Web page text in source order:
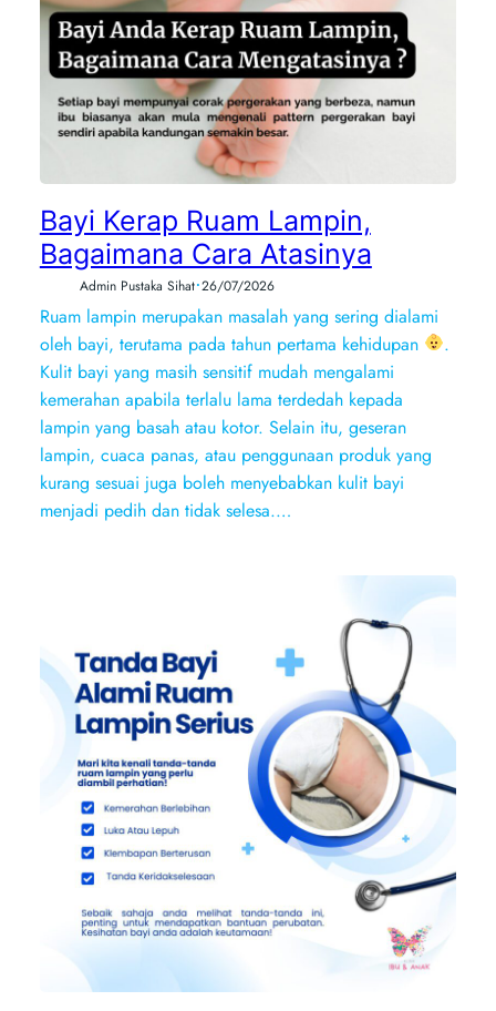
Bayi Kerap Ruam Lampin,
Bagaimana Cara Atasinya
Admin Pustaka Sihat•26/07/2026
Ruam lampin merupakan masalah yang sering dialami
oleh bayi, terutama pada tahun pertama kehidupan
.
Kulit bayi yang masih sensitif mudah mengalami
kemerahan apabila terlalu lama terdedah kepada
lampin yang basah atau kotor. Selain itu, geseran
lampin, cuaca panas, atau penggunaan produk yang
kurang sesuai juga boleh menyebabkan kulit bayi
menjadi pedih dan tidak selesa.…